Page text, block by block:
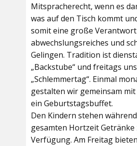
Mitspracherecht, wenn es
was auf den Tisch kommt
somit eine große
abwechslungsreiches und
Gelingen. Tradition ist
„Backstube“ und freitags
„Schlemmertag“. Einmal
gestalten wir gemeinsam
ein Geburtstagsbuffet.
Den Kindern stehen
gesamten Hortzeit Getränke
Verfügung. Am Freitag